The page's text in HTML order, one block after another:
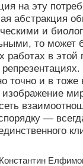
на эту
абстракция
и
то может
работах в этой
точно и в тоже
изображение
—